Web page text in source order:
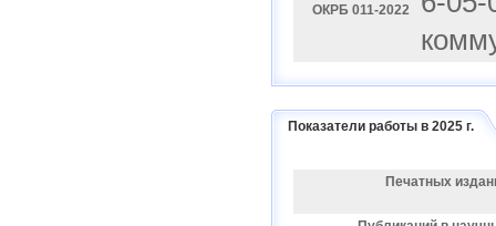
ОКРБ 011-2022
Показатели работы в 2025 г.
Печатных